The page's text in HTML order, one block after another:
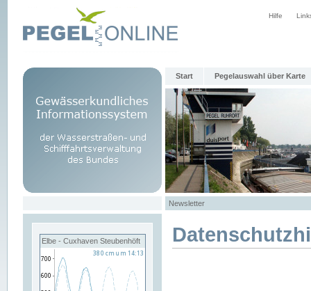
Hilfe
Start Pegelauswahl über Karte
Newsletter
Elbe - Cuxhaven Steubenhöft